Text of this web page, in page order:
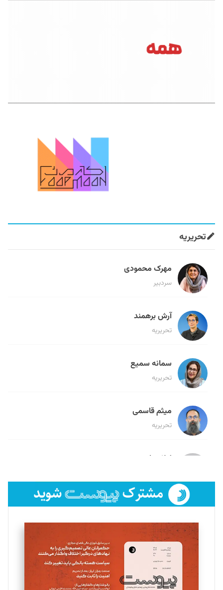
تحریریه
مهرک محمودی
سردبیر
آرش برهمند
تحریریه
سمانه سمیع
تحریریه
میثم قاسمی
تحریریه
لیلا حنارود
فائزه فتحی رستمی
تحریریه
سروش کرمیان
تحریریه